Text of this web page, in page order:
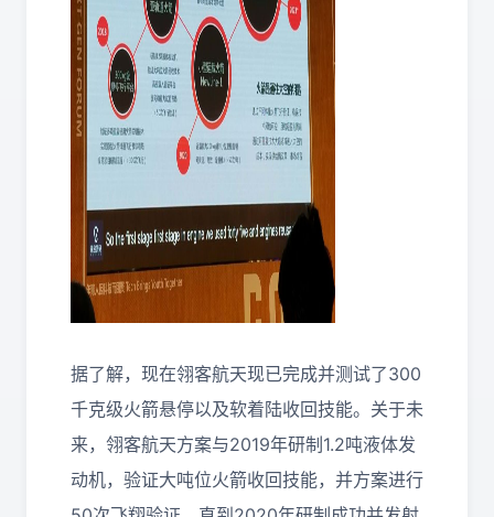
据了解，现在翎客航天现已完成并测试了300
千克级火箭悬停以及软着陆收回技能。关于未
来，翎客航天方案与2019年研制1.2吨液体发
动机，验证大吨位火箭收回技能，并方案进行